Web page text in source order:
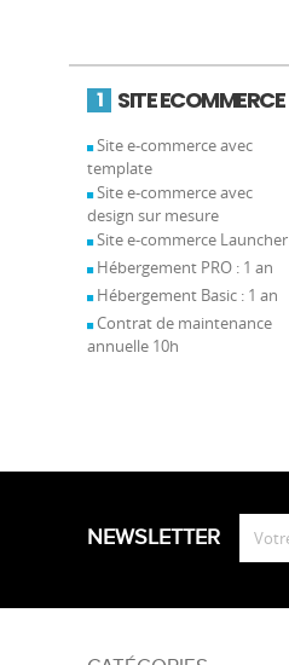
1 SITE ECOMMERCE
Site e-commerce avec
template
Site e-commerce avec
design sur mesure
Site e-commerce Launcher
Hébergement PRO : 1 an
Hébergement Basic : 1 an
Contrat de maintenance
annuelle 10h
NEWSLETTER